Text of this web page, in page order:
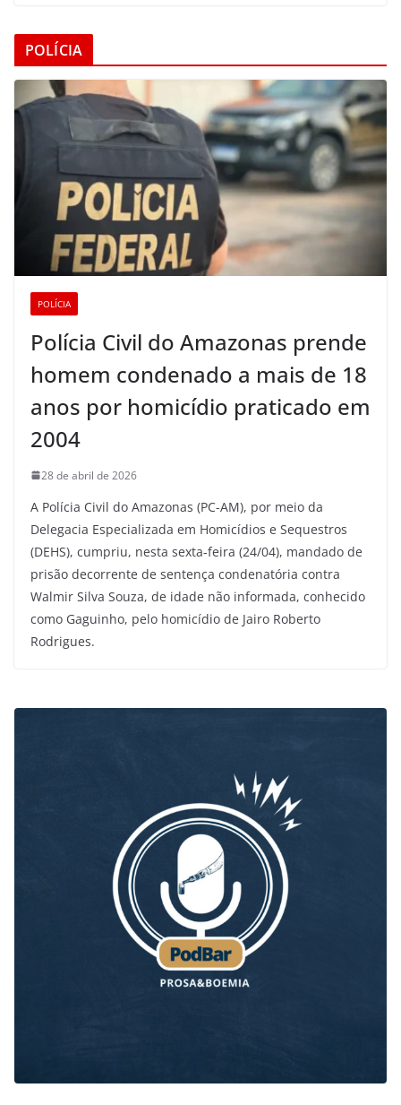
POLÍCIA
POLÍCIA
Polícia Civil do Amazonas prende
homem condenado a mais de 18
anos por homicídio praticado em
2004
28 de abril de 2026
A Polícia Civil do Amazonas (PC-AM), por meio da
Delegacia Especializada em Homicídios e Sequestros
(DEHS), cumpriu, nesta sexta-feira (24/04), mandado de
prisão decorrente de sentença condenatória contra
Walmir Silva Souza, de idade não informada, conhecido
como Gaguinho, pelo homicídio de Jairo Roberto
Rodrigues.